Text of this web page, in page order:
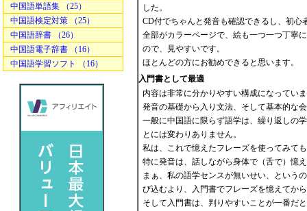
中国語単語集 （25）
中国語検定対策 （25）
中国語辞書 （26）
中国語電子辞書 （16）
中国語学習ソフト （16）
した。
CD付でちゃんと発音も確認できるし、初
全部がカラーページで、絵も一つ一つ丁寧
ので、見やすいです。
ほとんどの方にお勧めできると思います。
入門書として最適
内容は非常に分かりやすい構成になってい
発音の基礎から入り文法、そして基本的な
一般に中国語に限らず語学は、繰り返しの
とには変わりありません。
私は、これで憶えたフレーズを使ってみて
特に発音は、話しながら身体で（舌で）憶
まぁ、私の語学センスが無いせい、という
び込むより、入門書でフレーズを憶えてか
そして入門書は、判りやすいことが一番だ